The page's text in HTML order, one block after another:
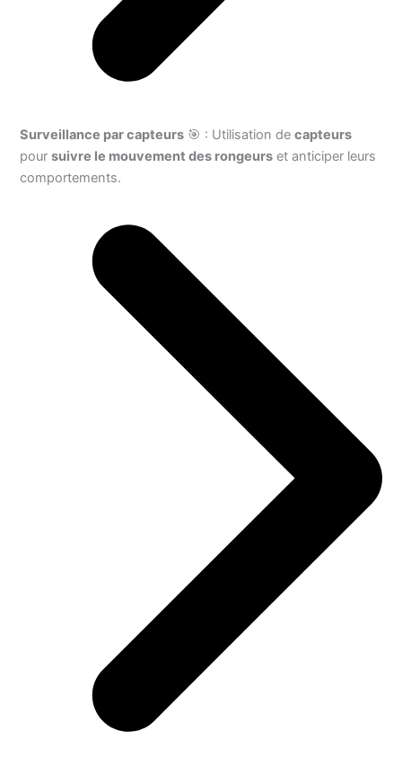
Surveillance par capteurs 🎯 : Utilisation decapteurs
poursuivre le mouvement des rongeurs et anticiper leurs
comportements.